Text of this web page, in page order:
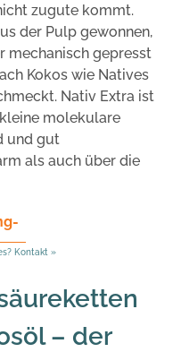
zugute kommt.
der Pulp gewonnen,
mechanisch gepresst
Kokos wie Natives
Nativ Extra ist
molekulare
und gut
als auch über die
Kontakt »
– der